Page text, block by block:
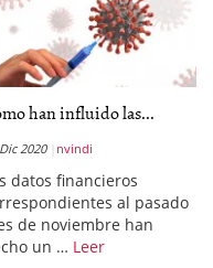
han influido las...
2020 nvindi
datos financieros
al pasado
de noviembre han
un … Leer